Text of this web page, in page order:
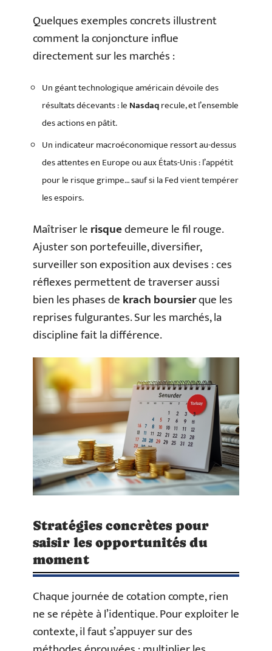
Quelques exemples concrets illustrent
comment la conjoncture influe
directement sur les marchés :
Un géant technologique américain dévoile des
résultats décevants : le Nasdaqrecule, et l’ensemble
des actions en pâtit.
Un indicateur macroéconomique ressort au-dessus
des attentes en Europe ou aux États-Unis : l’appétit
pour le risque grimpe… sauf si la Fed vient tempérer
les espoirs.
Maîtriser lerisquedemeure le fil rouge.
Ajuster son portefeuille, diversifier,
surveiller son exposition aux devises : ces
réflexes permettent de traverser aussi
bien les phases dekrach boursierque les
reprises fulgurantes. Sur les marchés, la
discipline fait la différence.
Stratégies concrètes pour
saisir les opportunités du
moment
Chaque journée de cotation compte, rien
ne se répète à l’identique. Pour exploiter le
contexte, il faut s’appuyer sur des